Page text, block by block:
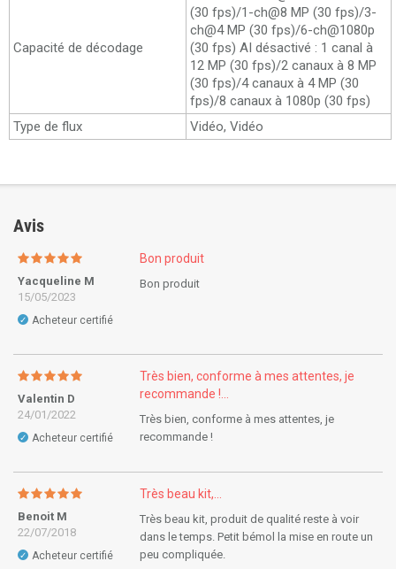
Capacité de décodage
(30 fps)/1-ch@8 MP (30 fps)/3-
ch@4 MP (30 fps)/6-ch@1080p
(30 fps) AI désactivé : 1 canal à
12 MP (30 fps)/2 canaux à 8 MP
(30 fps)/4 canaux à 4 MP (30
fps)/8 canaux à 1080p (30 fps)
Type de flux
Vidéo, Vidéo
Avis
Yacqueline M
15/05/2023
✓ Acheteur certifié
Bon produit
Bon produit
Valentin D
24/01/2022
✓ Acheteur certifié
Très bien, conforme à mes attentes, je
recommande !...
Très bien, conforme à mes attentes, je
recommande !
Benoit M
22/07/2018
✓ Acheteur certifié
Très beau kit,...
Très beau kit, produit de qualité reste à voir
dans le temps. Petit bémol la mise en route un
peu compliquée.